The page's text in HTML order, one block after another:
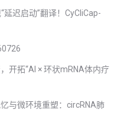
迟启动”翻译！CyCliCap-
开拓“AI × 环状mRNA体内疗
与微环境重塑：circRNA肺